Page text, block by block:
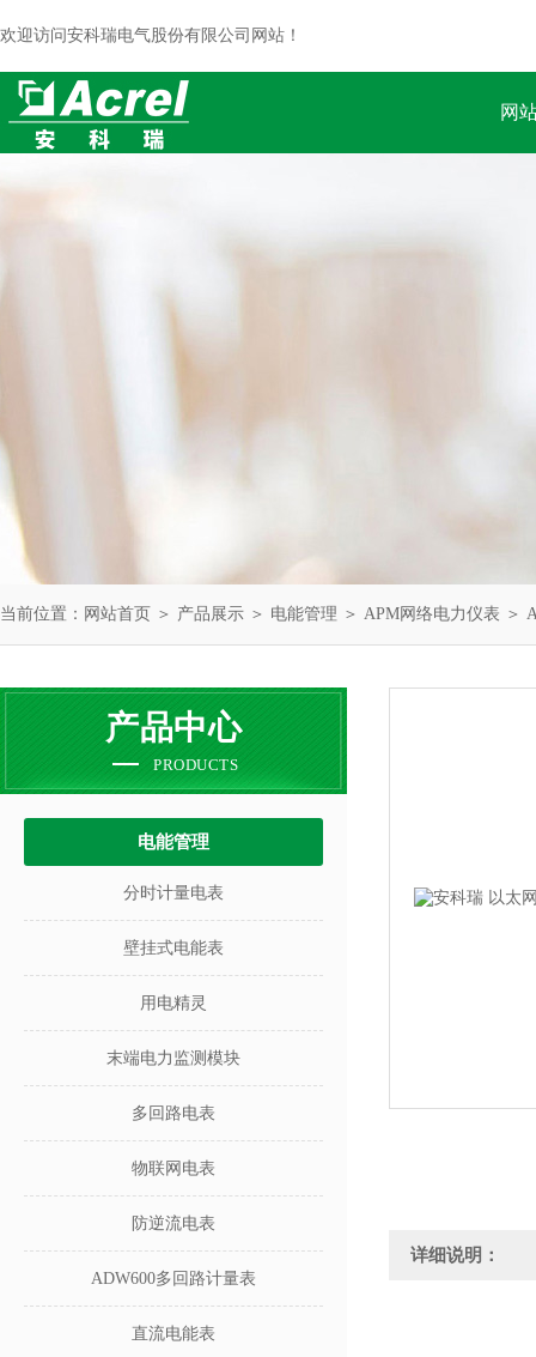
欢迎访问安科瑞电气股份有限公司网站！
网
当前位置： 网站首页 ＞ 产品展示 ＞ 电能管理 ＞ APM网络电力仪表 ＞
产品中心
PRODUCTS
电能管理
分时计量电表
壁挂式电能表
用电精灵
末端电力监测模块
多回路电表
物联网电表
防逆流电表
ADW600多回路计量表
直流电能表
详细说明：